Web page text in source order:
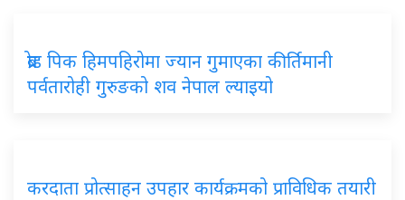
ब्रोड पिक हिमपहिरोमा ज्यान गुमाएका कीर्तिमानी
पर्वतारोही गुरुङको शव नेपाल ल्याइयो
करदाता प्रोत्साहन उपहार कार्यक्रमको प्राविधिक तयारी